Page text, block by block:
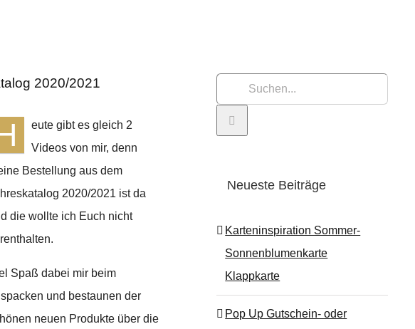
2020/2021
eute gibt es gleich 2
Videos von mir, denn
Bestellung aus dem
2020/2021 ist da
die wollte ich Euch nicht
Spaß dabei mir beim
und bestaunen der
neuen Produkte über die
nach:
Neueste Beiträge
Karteninspiration Sommer-
Sonnenblumenkarte
Klappkarte
Pop Up Gutschein- oder